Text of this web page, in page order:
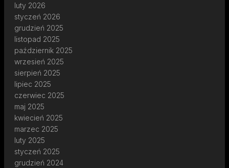
luty 2026
styczeń 2026
grudzień 2025
listopad 2025
październik 2025
wrzesień 2025
sierpień 2025
lipiec 2025
czerwiec 2025
maj 2025
kwiecień 2025
marzec 2025
luty 2025
styczeń 2025
grudzień 2024